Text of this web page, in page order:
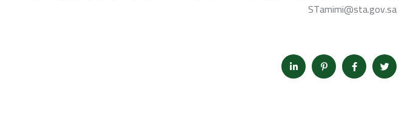
STamimi@sta.gov.sa